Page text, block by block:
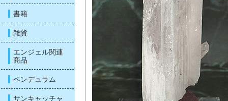
書籍
雑貨
エンジェル関連
商品
ペンデュラム
サンキャッチャ